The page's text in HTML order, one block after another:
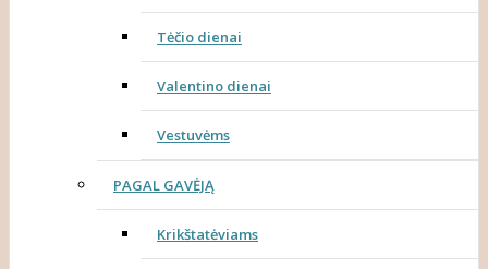
Tėčio dienai
Valentino dienai
Vestuvėms
PAGAL GAVĖJĄ
Krikštatėviams